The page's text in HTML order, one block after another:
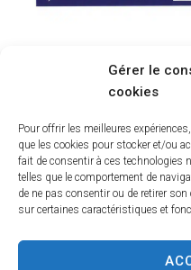
Gérer le
cookies
Pour offrir les meilleures
que les cookies pour stocker et/ou
fait de consentir à ces technologies
telles que le comportement de
de ne pas consentir ou de retirer
sur certaines caractéristiques et